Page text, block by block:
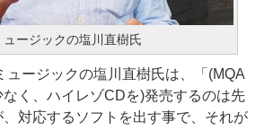
ージックの塩川直樹氏
ージックの塩川直樹氏は、「(MQA
く、ハイレゾCDを)発売するのは先
対応するソフトを出す事で、それが